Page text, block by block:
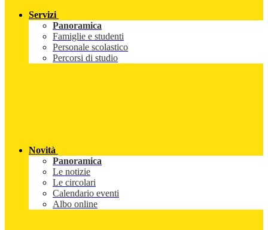
Servizi
Panoramica
Famiglie e studenti
Personale scolastico
Percorsi di studio
Novità
Panoramica
Le notizie
Le circolari
Calendario eventi
Albo online